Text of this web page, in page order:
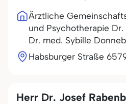
Ärztliche
und Psychotherapie
Dr. med. Sybille
Habsburger Straße 65
Herr Dr. Josef